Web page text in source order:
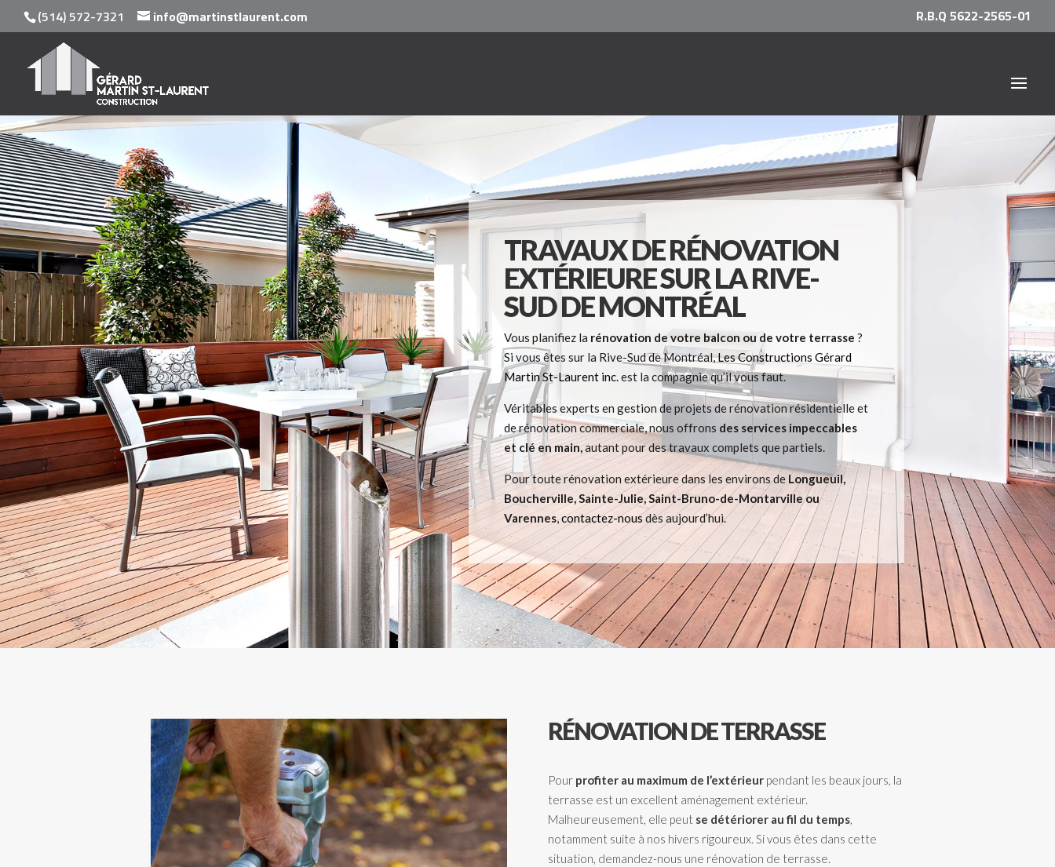
(514) 572-7321 info@martinstlaurent.com R.B.Q 5622-2565-01
TRAVAUX DE RÉNOVATION
EXTÉRIEURE SUR LA RIVE-
SUD DE MONTRÉAL
Vous planifiez la rénovation de votre balcon ou de votre terrasse?
Si vous êtes sur la Rive-Sud de Montréal,Les Constructions Gérard
Martin St-Laurent inc.est la compagnie qu’il vous faut.
Véritables experts en gestion de projets de rénovation résidentielle et
de rénovation commerciale, nous offrons des services impeccables
et clé en main,autant pour des travaux complets que partiels.
Pour toute rénovation extérieure dans les environs deLongueuil,
Boucherville, Sainte-Julie, Saint-Bruno-de-Montarville ou
Varennes,contactez-nousdès aujourd’hui.
RÉNOVATION DE TERRASSE
Pour profiter au maximum de l’extérieur pendant les beaux jours, la
terrasse est un excellent aménagement extérieur.
Malheureusement, elle peut se détériorer au fil du temps,
notamment suite à nos hivers rigoureux. Si vous êtes dans cette
situation, demandez-nous une rénovation de terrasse.